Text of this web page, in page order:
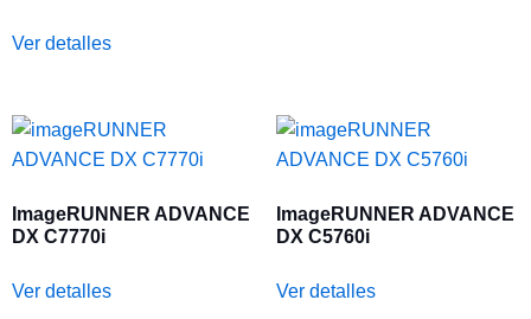
Ver detalles
ImageRUNNER ADVANCE
DX C7770i
Ver detalles
ImageRUNNER ADVANCE
DX C5760i
Ver detalles